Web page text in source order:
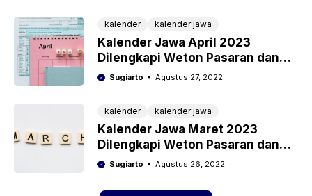
kalender kalender jawa
Kalender Jawa April 2023
Dilengkapi Weton Pasaran dan
Wuku
Sugiarto Agustus 27, 2022
kalender kalender jawa
Kalender Jawa Maret 2023
Dilengkapi Weton Pasaran dan
Wuku
Sugiarto Agustus 26, 2022